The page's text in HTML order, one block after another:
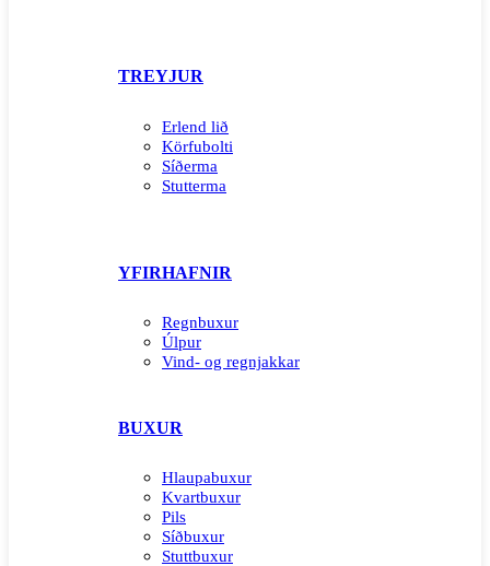
TREYJUR
Erlend lið
Körfubolti
Síðerma
Stutterma
YFIRHAFNIR
Regnbuxur
Úlpur
Vind- og regnjakkar
BUXUR
Hlaupabuxur
Kvartbuxur
Pils
Síðbuxur
Stuttbuxur